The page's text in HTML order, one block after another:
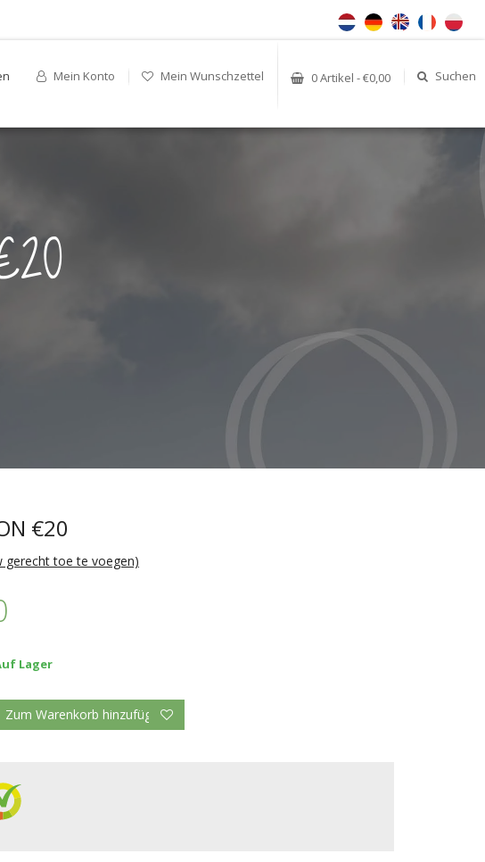
Mein Konto Mein Wunschzettel 0 Artikel - €0,00 Suchen
€20
gerecht toe te voegen)
Lager
Zum Warenkorb hinzufügen